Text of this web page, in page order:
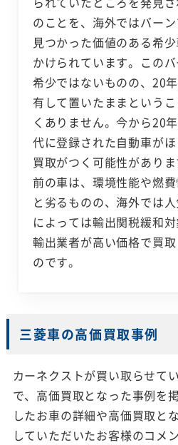
のことを、海外ではバーン
見つかった価値のある希
かけられています。この
希少ではないものの、20
有して置いたままという
くありません。今から20
代に登録された自動車が
買取がつく可能性があり
前の車は、環境性能や燃
と劣るものの、海外では
によっては輸出関税緩和対
輸出業者が高い価格で買
のです。
三菱車の高価買取事例
カーネクストが買い取らせて
で、高価買取となった事例を
したお車の詳細や高価買取と
していただいたお客様のコメ